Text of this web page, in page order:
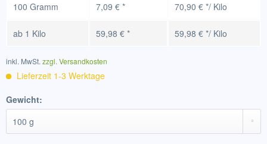
100 Gramm
7,09 € * 70,90 € */ Kilo
ab 1 Kilo 59,98 € * 59,98 € */ Kilo
inkl. MwSt. zzgl. Versandkosten
Lieferzeit 1-3 Werktage
Gewicht: